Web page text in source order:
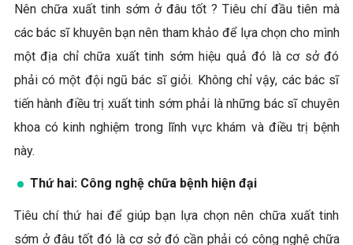
Nên chữa xuất tinh sớm ở đâu tốt ? Tiêu chí đầu tiên mà
các bác sĩ khuyên bạn nên tham khảo để lựa chọn cho mình
một địa chỉ chữa xuất tinh sớm hiệu quả đó là cơ sở đó
phải có một đội ngũ bác sĩ giỏi. Không chỉ vậy, các bác sĩ
tiến hành điều trị xuất tinh sớm phải là những bác sĩ chuyên
khoa có kinh nghiệm trong lĩnh vực khám và điều trị bệnh
này.
Thứ hai: Công nghệ chữa bệnh hiện đại
Tiêu chí thứ hai để giúp bạn lựa chọn nên chữa xuất tinh
sớm ở đâu tốt đó là cơ sở đó cần phải có công nghệ chữa